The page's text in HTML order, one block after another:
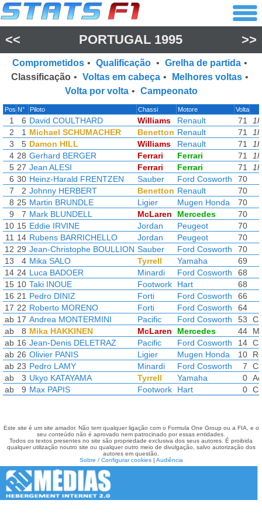
<< PORTUGAL 1995 >>
Comprometidos • Qualificação • Grelha de partida •
Classificação • Voltas em cabeça • Melhores voltas •
Volta por volta • Campeonato
Pos N° Piloto Chassi Motore Volta
1 6 David COULTHARD Williams Renault 71
2
1 Michael SCHUMACHER Benetton Renault 71
3
5 Damon HILL Williams Renault 71
4 28 Gerhard BERGER Ferrari Ferrari 71
5 27 Jean ALESI Ferrari Ferrari 71
6 30 Heinz-Harald FRENTZEN Sauber Ford Cosworth
70
7
2 Johnny HERBERT Benetton Renault
70
8 25 Martin BRUNDLE Ligier Mugen Honda
70
9
7 Mark BLUNDELL McLaren Mercedes
70
10 15 Eddie IRVINE Jordan Peugeot
70
11 14 Rubens BARRICHELLO Jordan Peugeot
70
12 29 Jean-Christophe BOULLION Sauber Ford Cosworth
70
13
4 Mika SALO Tyrrell Yamaha
69
14 24 Luca BADOER Minardi Ford Cosworth
68
15 10 Taki INOUE Footwork Hart
68
16 21 Pedro DINIZ Forti Ford Cosworth
66
17 22 Roberto MORENO Forti Ford Cosworth
64
ab 17 Andrea MONTERMINI Pacific Ford Cosworth 53
ab
8 Mika HAKKINEN McLaren Mercedes 44
ab 16 Jean-Denis DELETRAZ Pacific Ford Cosworth 14
ab 26 Olivier PANIS Ligier Mugen Honda 10
ab 23 Pedro LAMY Minardi Ford Cosworth 7
ab
3 Ukyo KATAYAMA Tyrrell Yamaha 0
ab
9 Max PAPIS Footwork Hart 0
Este site é um site amador. Não tem qualquer ligação com o Formula One Group ou a FIA, e o
seu conteúdo não é aprovado nem patrocinado por essas entidades.
Todos os textos presentes no site são propriedade exclusiva dos seus autores. É proibida
qualquer utilização noutro site ou qualquer outro meio de divulgação, salvo autorização dos
autores em questão.
Sobre / Configurar cookies| Audiência